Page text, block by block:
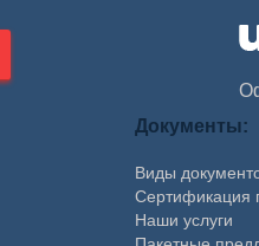
Документы:
Виды
Сертификация
Наши услуги